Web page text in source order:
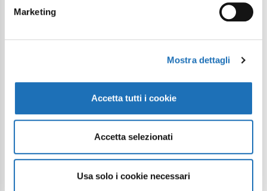
Marketing
Mostra dettagli
Accetta tutti i cookie
Accetta selezionati
Usa solo i cookie necessari